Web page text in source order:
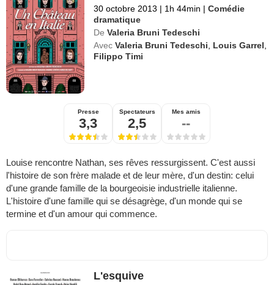
30 octobre 2013 | 1h 44min | Comédie
dramatique
De Valeria Bruni Tedeschi
Avec Valeria Bruni Tedeschi Louis Garrel
Filippo Timi
Presse
3,3
Spectateurs
2,5
Mes amis
--
Louise rencontre Nathan, ses rêves ressurgissent. C'est aussi
l'histoire de son frère malade et de leur mère, d'un destin: celui
d'une grande famille de la bourgeoisie industrielle italienne.
L'histoire d'une famille qui se désagrège, d'un monde qui se
termine et d'un amour qui commence.
L'esquive